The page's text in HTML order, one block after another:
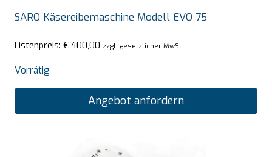
SARO Käsereibemaschine Modell EVO 75
Listenpreis: € 400,00 zzgl. gesetzlicher MwSt.
Vorrätig
Angebot anfordern